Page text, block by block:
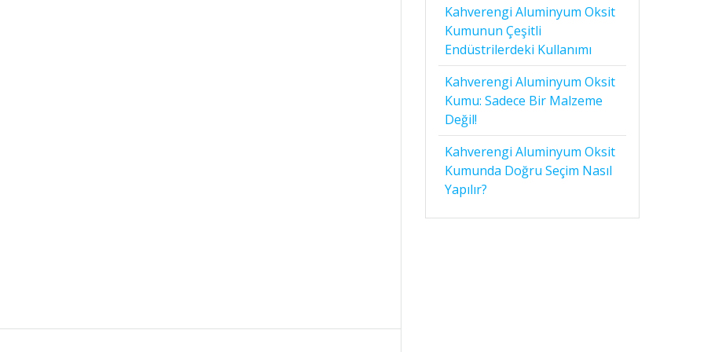
Kahverengi Aluminyum Oksit
Kumunun Çeşitli
Endüstrilerdeki Kullanımı
Kahverengi Aluminyum Oksit
Kumu: Sadece Bir Malzeme
Değil!
Kahverengi Aluminyum Oksit
Kumunda Doğru Seçim Nasıl
Yapılır?